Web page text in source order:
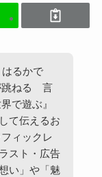
るかで
跳ねる 言
で遊ぶ』
て伝えるお
ィックレ
スト・広告
い」や「魅